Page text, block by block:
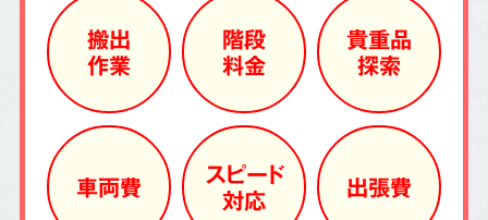
搬出
作業
階段
料金
貴重品
探索
車両費
スピード
対応
出張費